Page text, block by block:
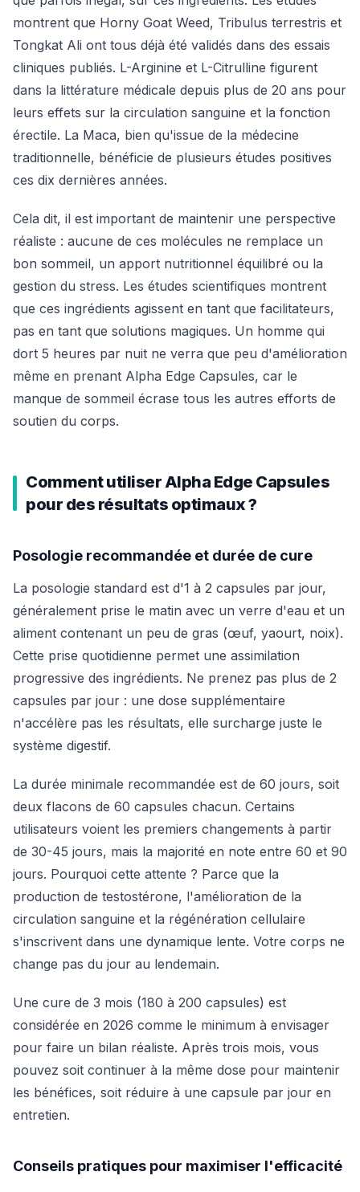
montrent que Horny Goat Weed, Tribulus terrestris et
Tongkat Ali ont tous déjà été validés dans des essais
cliniques publiés. L-Arginine et L-Citrulline figurent
dans la littérature médicale depuis plus de 20 ans pour
leurs effets sur la circulation sanguine et la fonction
érectile. La Maca, bien qu'issue de la médecine
traditionnelle, bénéficie de plusieurs études positives
ces dix dernières années.
Cela dit, il est important de maintenir une perspective
réaliste : aucune de ces molécules ne remplace un
bon sommeil, un apport nutritionnel équilibré ou la
gestion du stress. Les études scientifiques montrent
que ces ingrédients agissent en tant que facilitateurs,
pas en tant que solutions magiques. Un homme qui
dort 5 heures par nuit ne verra que peu d'amélioration
même en prenant Alpha Edge Capsules, car le
manque de sommeil écrase tous les autres efforts de
soutien du corps.
Comment utiliser Alpha Edge Capsules
pour des résultats optimaux ?
Posologie recommandée et durée de cure
La posologie standard est d'1 à 2 capsules par jour,
généralement prise le matin avec un verre d'eau et un
aliment contenant un peu de gras (œuf, yaourt, noix).
Cette prise quotidienne permet une assimilation
progressive des ingrédients. Ne prenez pas plus de 2
capsules par jour : une dose supplémentaire
n'accélère pas les résultats, elle surcharge juste le
système digestif.
La durée minimale recommandée est de 60 jours, soit
deux flacons de 60 capsules chacun. Certains
utilisateurs voient les premiers changements à partir
de 30-45 jours, mais la majorité en note entre 60 et 90
jours. Pourquoi cette attente ? Parce que la
production de testostérone, l'amélioration de la
circulation sanguine et la régénération cellulaire
s'inscrivent dans une dynamique lente. Votre corps ne
change pas du jour au lendemain.
Une cure de 3 mois (180 à 200 capsules) est
considérée en 2026 comme le minimum à envisager
pour faire un bilan réaliste. Après trois mois, vous
pouvez soit continuer à la même dose pour maintenir
les bénéfices, soit réduire à une capsule par jour en
entretien.
Conseils pratiques pour maximiser l'efficacité